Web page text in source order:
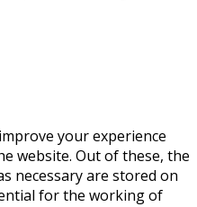
your experience
website. Out of these, the
necessary are stored on
for the working of